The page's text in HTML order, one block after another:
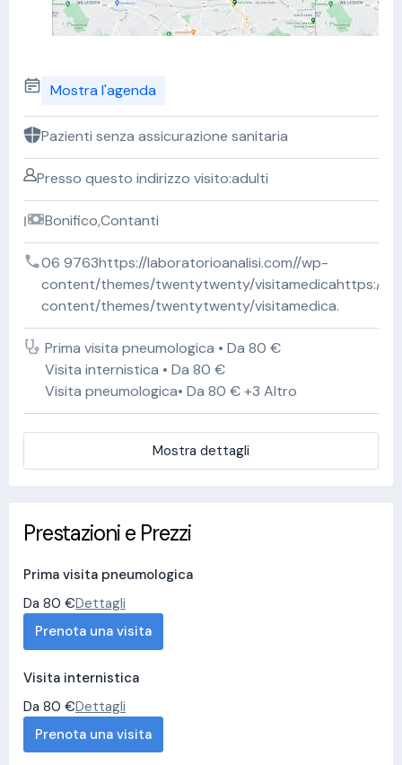
Mostra l'agenda
Pazienti senza assicurazione sanitaria
Presso questo indirizzo visito:adulti
Bonifico,Contanti
06 9763https://laboratorioanalisi.com//wp-
content/themes/twentytwenty/visitamedicahttps://
content/themes/twentytwenty/visitamedica.
Prima visita pneumologica • Da 80 €
Visita internistica • Da 80 €
Visita pneumologica• Da 80 € +3 Altro
Mostra dettagli
Prestazioni e Prezzi
Prima visita pneumologica
Da 80 €Dettagli
Prenota una visita
Visita internistica
Da 80 €Dettagli
Prenota una visita